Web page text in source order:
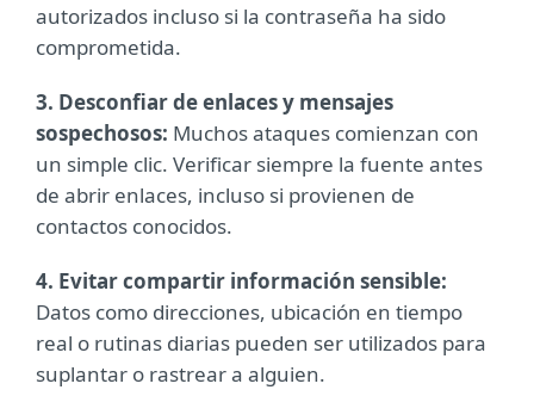
autorizados incluso si la contraseña ha sido
comprometida.
3. Desconfiar de enlaces y mensajes
sospechosos: Muchos ataques comienzan con
un simple clic. Verificar siempre la fuente antes
de abrir enlaces, incluso si provienen de
contactos conocidos.
4. Evitar compartir información sensible:
Datos como direcciones, ubicación en tiempo
real o rutinas diarias pueden ser utilizados para
suplantar o rastrear a alguien.